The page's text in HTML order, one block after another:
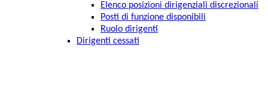
Elenco posizioni dirigenziali discrezionali
Posti di funzione disponibili
Ruolo dirigenti
Dirigenti cessati